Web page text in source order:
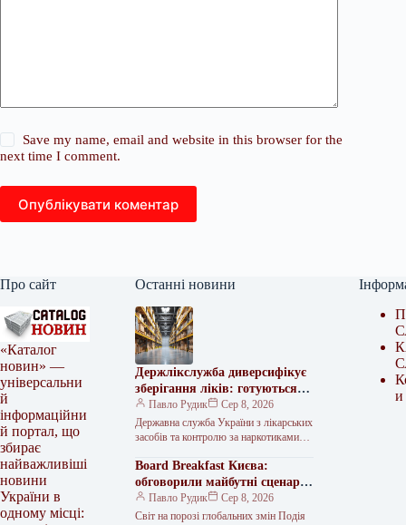
Save my name, email and website in this browser for the
next time I comment.
Опублікувати коментар
Про сайт
«Каталог
новин» —
універсальни
й
інформаційни
й портал, що
збирає
найважливіші
новини
України в
одному місці:
Останні новини
Держлікслужба диверсифікує
зберігання ліків: готуються
зміни до ліцензійних умов
Павло Рудик
Сер 8, 2026
Державна служба України з лікарських
засобів та контролю за наркотиками
до Ліцензійних умов провадження
господарської діяльності…
Board Breakfast Києва:
обговорили майбутні сценарії
для України
Павло Рудик
Сер 8, 2026
Світ на порозі глобальних змін Подія
и